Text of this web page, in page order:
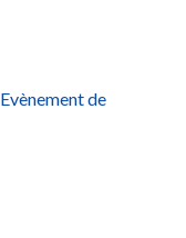
Evènement de